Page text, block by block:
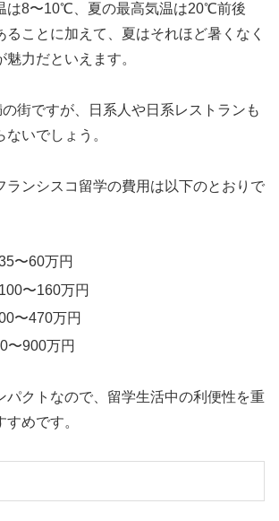
は8〜10℃、夏の最高気温は20℃前後
ることに加えて、夏はそれほど暑くなく
力だといえます。
街ですが、日系人や日系レストランも
いでしょう。
ランシスコ留学の費用は以下のとおりで
〜60万円
〜160万円
〜470万円
〜900万円
パクトなので、留学生活中の利便性を重
めです。